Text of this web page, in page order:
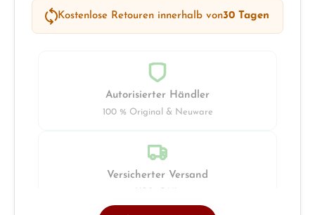
Kostenlose Retouren innerhalb von30 Tagen
Autorisierter Händler
100 % Original & Neuware
Versicherter Versand